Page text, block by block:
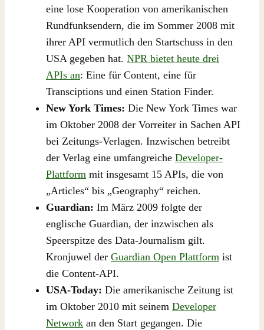
eine lose Kooperation von amerikanischen
Rundfunksendern, die im Sommer 2008 mit
ihrer API vermutlich den Startschuss in den
USA gegeben hat. NPR bietet heute drei
APIs an: Eine für Content, eine für
Transciptions und einen Station Finder.
New York Times: Die New York Times war
im Oktober 2008 der Vorreiter in Sachen API
bei Zeitungs-Verlagen. Inzwischen betreibt
der Verlag eine umfangreiche Developer-
Plattform mit insgesamt 15 APIs, die von
„Articles“ bis „Geography“ reichen.
Guardian: Im März 2009 folgte der
englische Guardian, der inzwischen als
Speerspitze des Data-Journalism gilt.
Kronjuwel der Guardian Open Plattform ist
die Content-API.
USA-Today: Die amerikanische Zeitung ist
im Oktober 2010 mit seinem Developer
Network an den Start gegangen. Die